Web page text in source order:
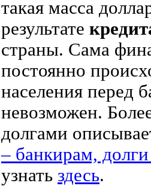
такая масса
результате
страны. Сама
постоянно
населения перед
невозможен.
долгами
– банкирам,
узнать здесь.